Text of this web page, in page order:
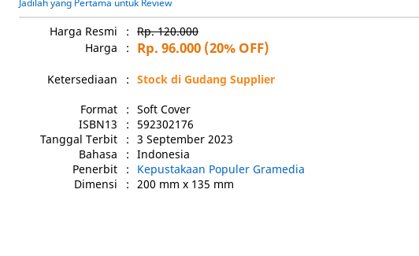
Harga Resmi : Rp. 120.000
Harga
: Rp. 96.000 (20% OFF)
Ketersediaan : Stock di Gudang Supplier
Format
: Soft Cover
ISBN13
:
592302176
Tanggal Terbit
: 3 September 2023
Bahasa
: Indonesia
Penerbit
:
Kepustakaan Populer Gramedia
Dimensi
: 200 mm x 135 mm